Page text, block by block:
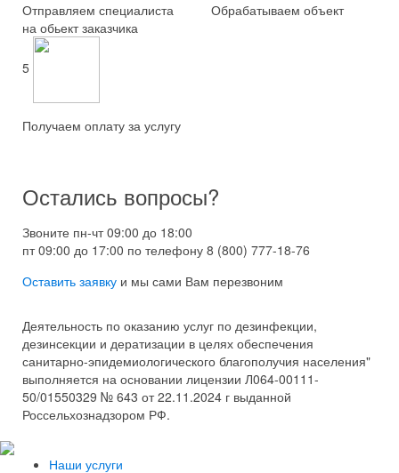
Отправляем специалиста
на обьект заказчика
Обрабатываем объект
5
Получаем оплату за услугу
Остались вопросы?
Звоните пн-чт 09:00 до 18:00
пт 09:00 до 17:00 по телефону 8 (800) 777-18-76
Оставить заявку и мы сами Вам перезвоним
Деятельность по оказанию услуг по дезинфекции,
дезинсекции и дератизации в целях обеспечения
санитарно-эпидемиологического благополучия населения"
выполняется на основании лицензии Л064-00111-
50/01550329 № 643 от 22.11.2024 г выданной
Россельхознадзором РФ.
Наши услуги